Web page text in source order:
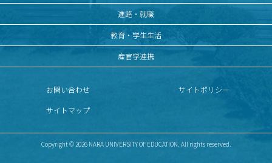
進路・就職
教育・学生生活
産官学連携
お問い合わせ
サイトポリシー
サイトマップ
Copyright © 2026 NARA UNIVERSITY OF EDUCATION. All rights reserved.